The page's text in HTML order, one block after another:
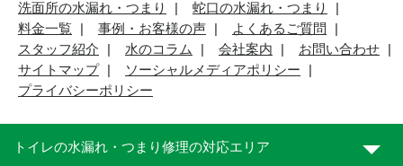
洗面所の水漏れ・つまり
蛇口の水漏れ・つまり
料金一覧
事例・お客様の声
よくあるご質問
スタッフ紹介
水のコラム 会社案内
お問い合わせ
サイトマップ
ソーシャルメディアポリシー
プライバシーポリシー
トイレの水漏れ・つまり修理の対応エリア